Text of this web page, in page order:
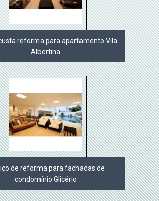
reforma para apartamento Vila
Albertina
de reforma para fachadas de
condomínio Glicério